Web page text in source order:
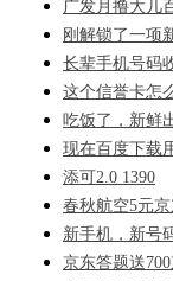
广发月撸大几
刚解锁了一项
长辈手机号码
这个信誉卡怎
吃饭了，新鲜
现在百度下载
添可2.0 1390
春秋航空5元
新手机，新号
京东答题送